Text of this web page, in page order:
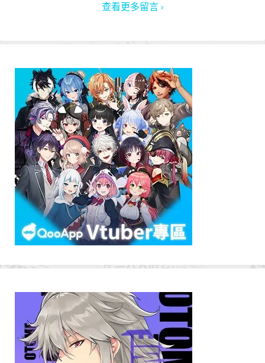
查看更多留言 ›